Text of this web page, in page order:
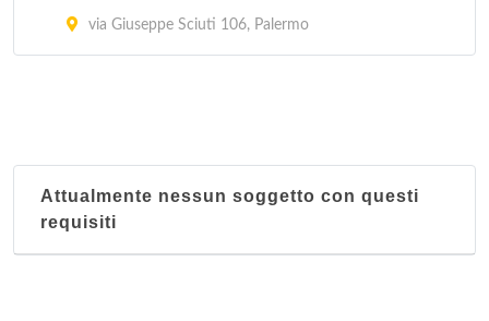
via Giuseppe Sciuti 106, Palermo
Attualmente nessun soggetto con questi
requisiti